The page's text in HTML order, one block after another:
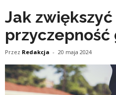
Jak zwiększyć
przyczepność
Przez Redakcja - 20 maja 2024